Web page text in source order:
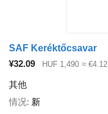
SAF Keréktőcsavar
¥32.09
HUF 1,490 ≈ €4.12
其他
情况 新